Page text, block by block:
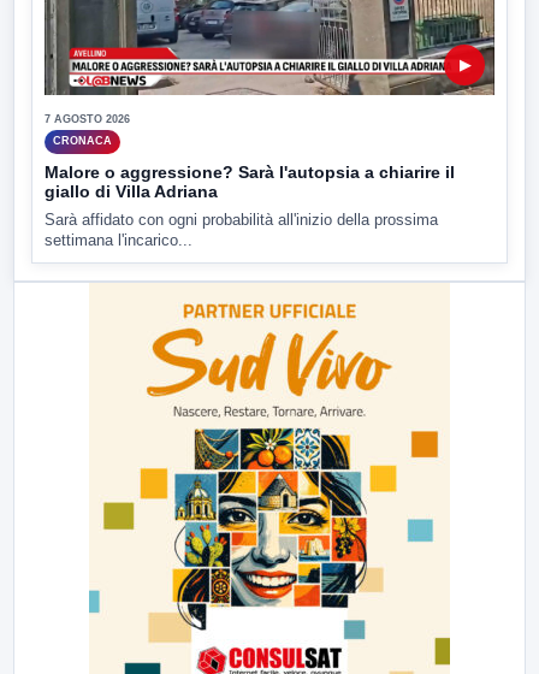
▶
7 AGOSTO 2026
CRONACA
Malore o aggressione? Sarà l'autopsia a chiarire il
giallo di Villa Adriana
Sarà affidato con ogni probabilità all'inizio della prossima
settimana l'incarico...